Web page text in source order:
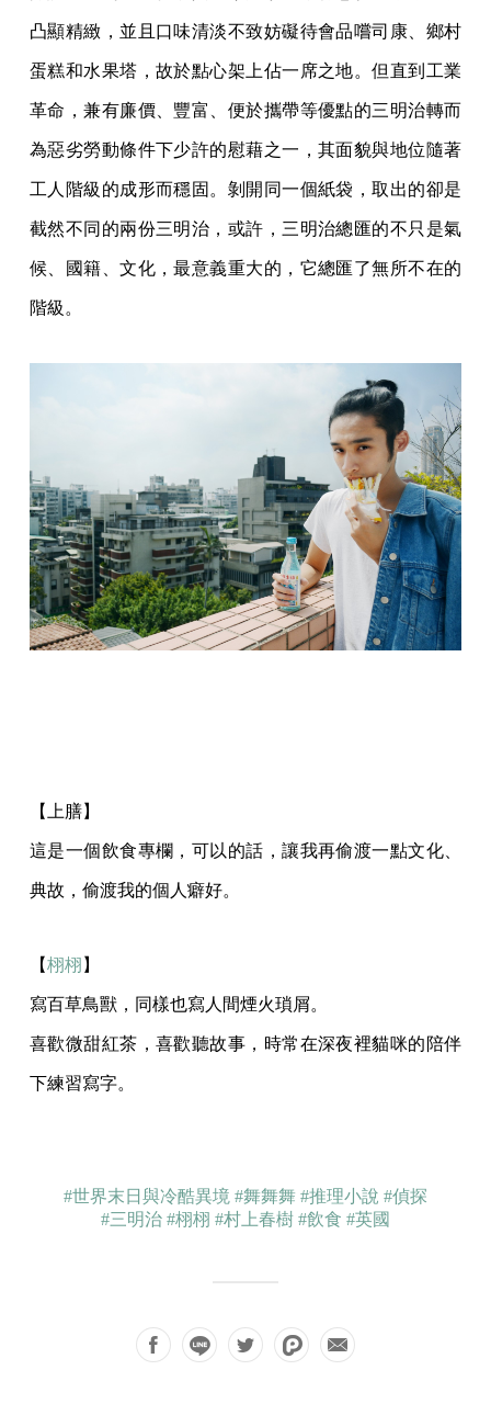
凸顯精緻，並且口味清淡不致妨礙待會品嚐司康、鄉村
蛋糕和水果塔，故於點心架上佔一席之地。但直到工業
革命，兼有廉價、豐富、便於攜帶等優點的三明治轉而
為惡劣勞動條件下少許的慰藉之一，其面貌與地位隨著
工人階級的成形而穩固。剝開同一個紙袋，取出的卻是
截然不同的兩份三明治，或許，三明治總匯的不只是氣
候、國籍、文化，最意義重大的，它總匯了無所不在的
階級。
【上膳】
這是一個飲食專欄，可以的話，讓我再偷渡一點文化、
典故，偷渡我的個人癖好。
【栩栩 】
寫百草鳥獸，同樣也寫人間煙火瑣屑。
喜歡微甜紅茶，喜歡聽故事，時常在深夜裡貓咪的陪伴
下練習寫字。
#世界末日與冷酷異境 #舞舞舞 #推理小說 #偵探
#三明治 #栩栩 #村上春樹 #飲食 #英國